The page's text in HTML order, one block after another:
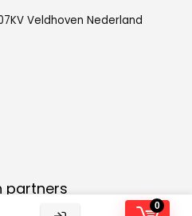
0
Veldhoven Nederland
partners